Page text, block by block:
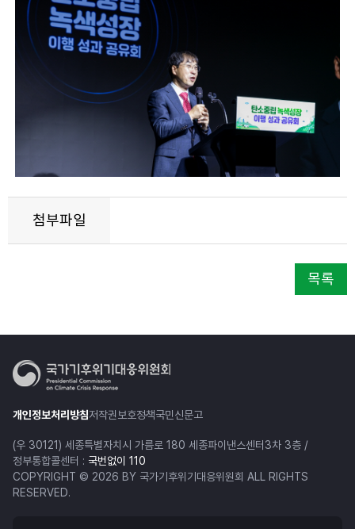
첨부파일
목록
개인정보처리방침저작권보호정책국민신문고
(우 30121) 세종특별자치시 가름로 180 세종파이낸스센터3차 3층 /
정부통합콜센터 : 국번없이 110
COPYRIGHT © 2026 BY 국가기후위기대응위원회 ALL RIGHTS
RESERVED.